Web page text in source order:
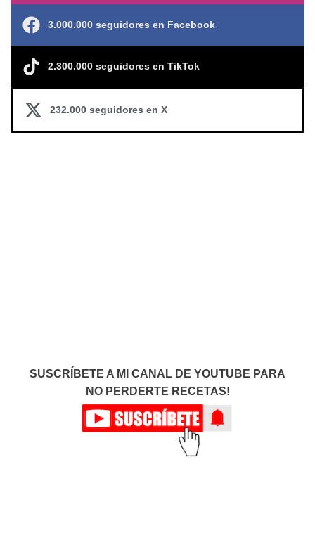
3.000.000 seguidores en Facebook
2.300.000 seguidores en TikTok
232.000 seguidores en X
SUSCRÍBETE A MI CANAL DE YOUTUBE PARA
NO PERDERTE RECETAS!